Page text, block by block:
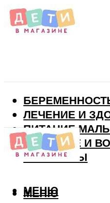
ЛЕЧЕНИЕ И
ПИТАНИЕ
РАЗВИТИЕ И
ВИТАМИНЫ
МЕНЮ
МЕНЮ